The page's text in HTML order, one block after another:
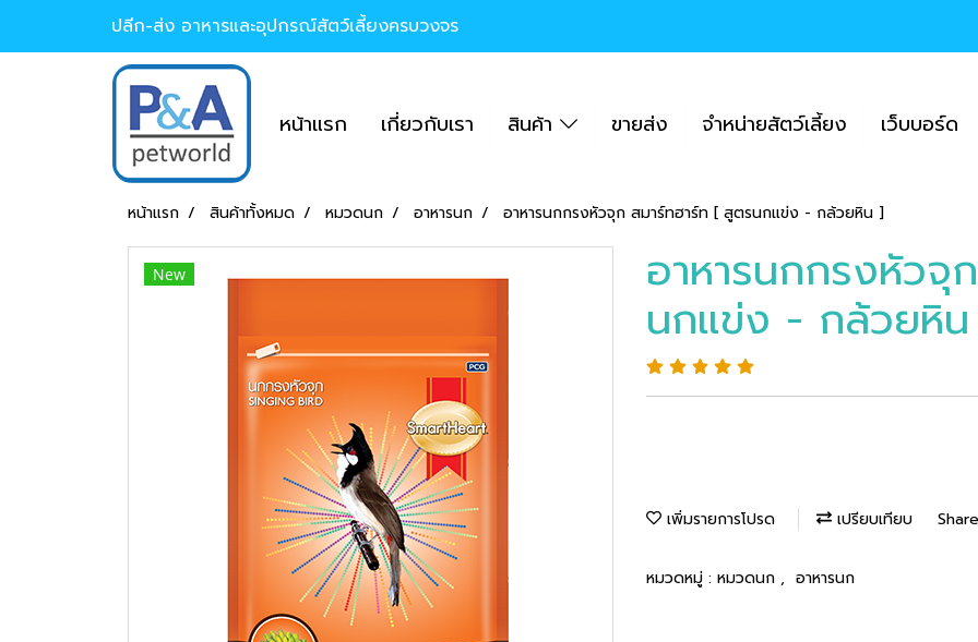
ปลีก-ส่ง อาหารและอุปกรณ์สัตว์เลี้ยงครบวงจร
หน้าแรก เกี่ยวกับเรา สินค้า ขายส่ง จำหน่ายสัตว์เลี้ยง เว็บบอร์ด
หน้าแรก สินค้าทั้งหมด หมวดนก อาหารนก อาหารนกกรงหัวจุก สมาร์ทฮาร์ท [ สูตรนกแข่ง - กล้วยหิน ]
New อาหารนกกรงหัว
นกแข่ง - กล้วยหิ
เพิ่มรายการโปรด เปรียบเทียบ Share
หมวดหมู่ : หมวดนก , อาหารนก